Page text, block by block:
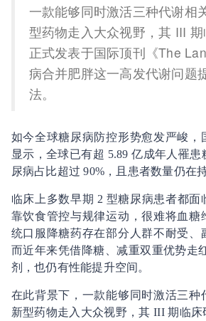
一款能够同时激活三种代谢相
型药物走入大众视野，其 III
正式发表于国际顶刊《The
病合并肥胖这一高发代谢问题
法。
如今全球糖尿病防控形势愈发严峻，
显示，全球已有超 5.89 亿成年人罹
尿病占比超过 90%，且患者数量仍在
临床上多数早期 2 型糖尿病患者都面
靠饮食管控与规律运动，很难将血糖
统口服降糖药存在部分人群不耐受、
而近年来凭借降糖、减重双重优势走
剂，也仍有性能提升空间。
在此背景下，一款能够同时激活三种
新型药物走入大众视野，其 III 期临